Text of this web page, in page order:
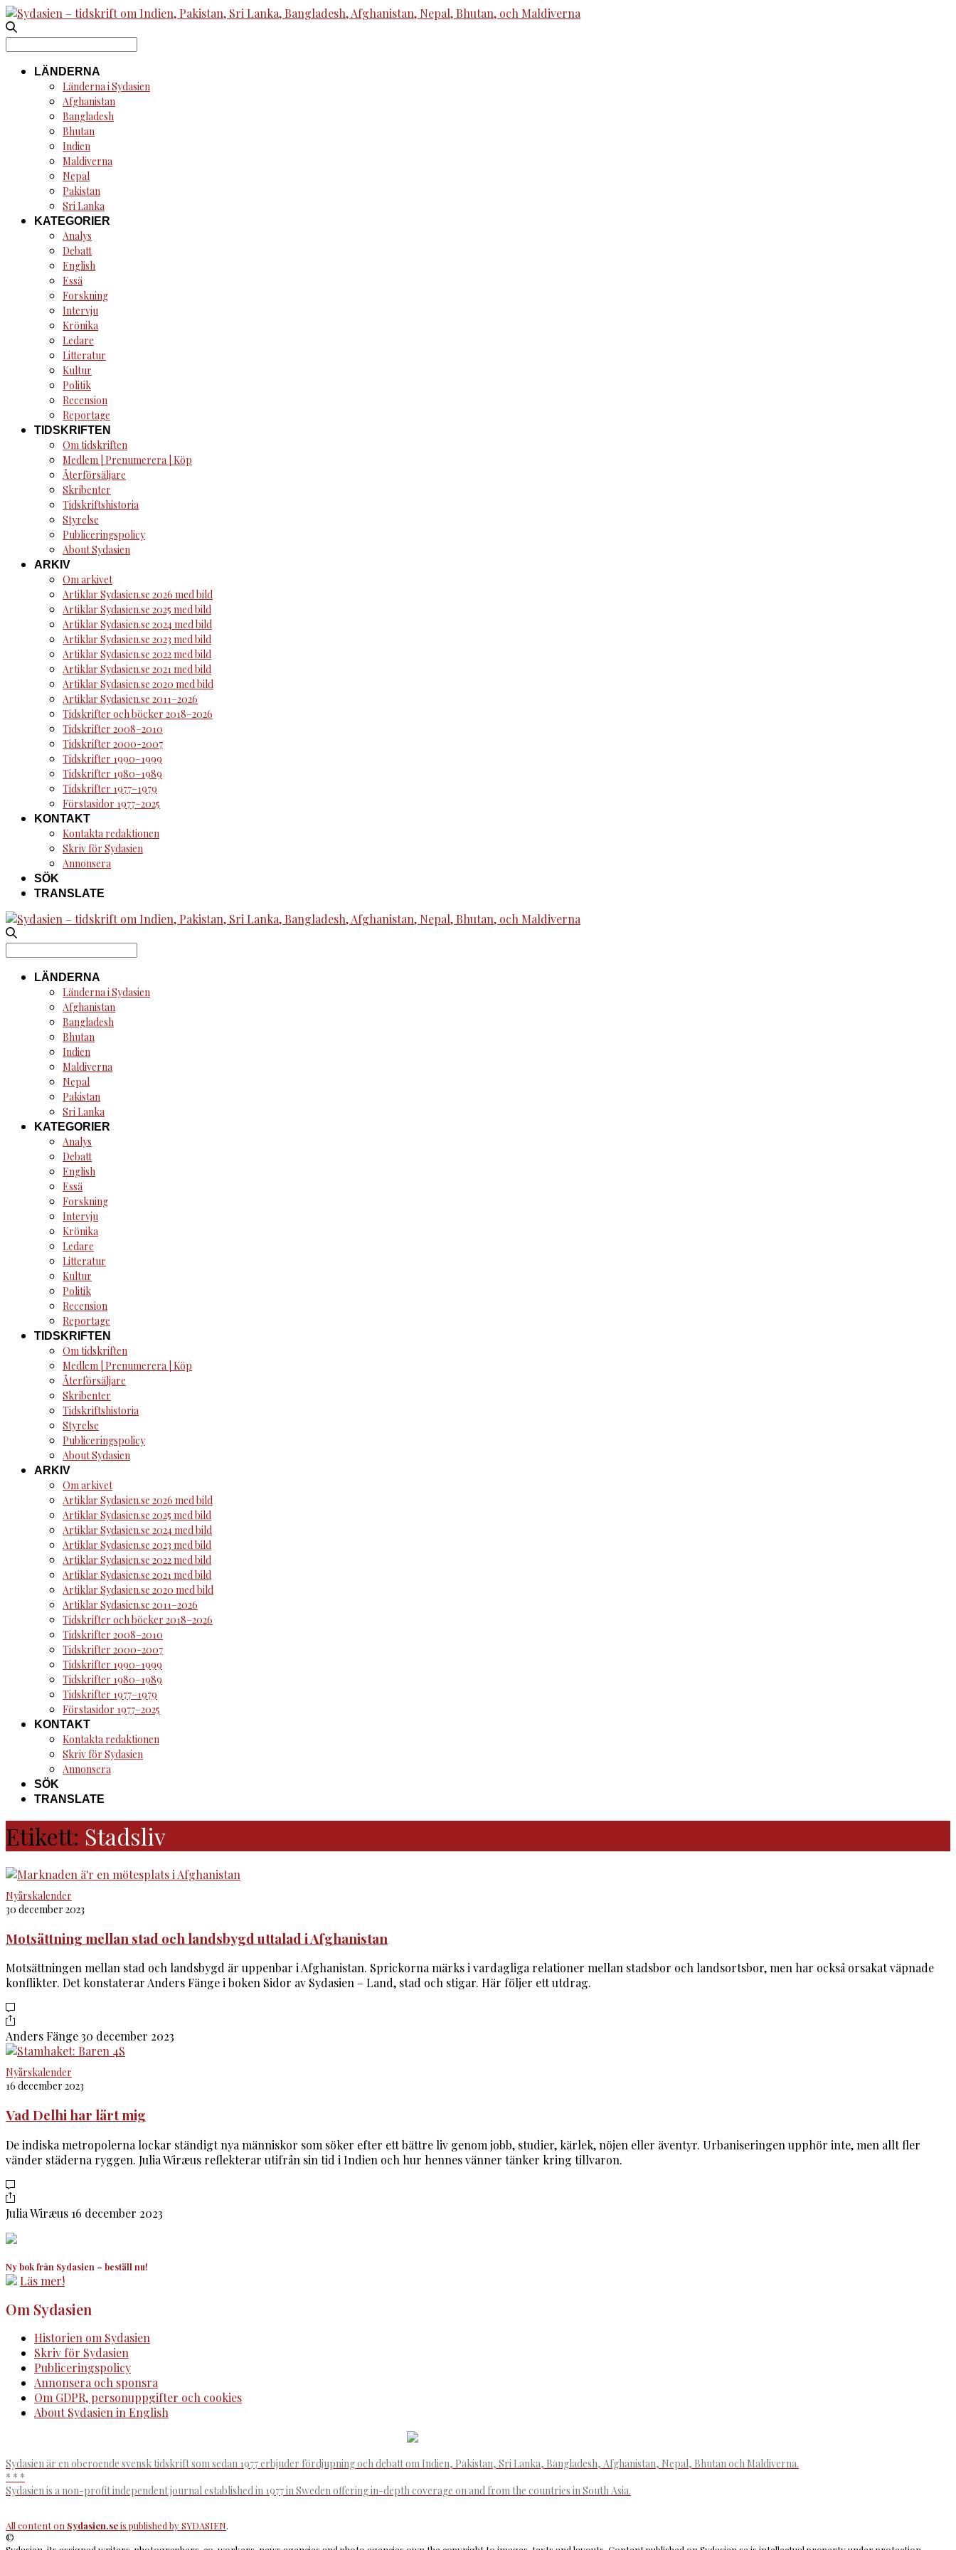
Search
LÄNDERNA
Länderna i Sydasien
Afghanistan
Bangladesh
Bhutan
Indien
Maldiverna
Nepal
Pakistan
Sri Lanka
KATEGORIER
Analys
Debatt
English
Essä
Forskning
Intervju
Krönika
Ledare
Litteratur
Kultur
Politik
Recension
Reportage
TIDSKRIFTEN
Om tidskriften
Medlem | Prenumerera | Köp
Återförsäljare
Skribenter
Tidskriftshistoria
Styrelse
Publiceringspolicy
About Sydasien
ARKIV
Om arkivet
Artiklar Sydasien.se 2026 med bild
Artiklar Sydasien.se 2025 med bild
Artiklar Sydasien.se 2024 med bild
Artiklar Sydasien.se 2023 med bild
Artiklar Sydasien.se 2022 med bild
Artiklar Sydasien.se 2021 med bild
Artiklar Sydasien.se 2020 med bild
Artiklar Sydasien.se 2011–2026
Tidskrifter och böcker 2018–2026
Tidskrifter 2008–2010
Tidskrifter 2000-2007
Tidskrifter 1990–1999
Tidskrifter 1980–1989
Tidskrifter 1977–1979
Förstasidor 1977–2025
KONTAKT
Kontakta redaktionen
Skriv för Sydasien
Annonsera
SÖK
TRANSLATE
Search
LÄNDERNA
Länderna i Sydasien
Afghanistan
Bangladesh
Bhutan
Indien
Maldiverna
Nepal
Pakistan
Sri Lanka
KATEGORIER
Analys
Debatt
English
Essä
Forskning
Intervju
Krönika
Ledare
Litteratur
Kultur
Politik
Recension
Reportage
TIDSKRIFTEN
Om tidskriften
Medlem | Prenumerera | Köp
Återförsäljare
Skribenter
Tidskriftshistoria
Styrelse
Publiceringspolicy
About Sydasien
ARKIV
Om arkivet
Artiklar Sydasien.se 2026 med bild
Artiklar Sydasien.se 2025 med bild
Artiklar Sydasien.se 2024 med bild
Artiklar Sydasien.se 2023 med bild
Artiklar Sydasien.se 2022 med bild
Artiklar Sydasien.se 2021 med bild
Artiklar Sydasien.se 2020 med bild
Artiklar Sydasien.se 2011–2026
Tidskrifter och böcker 2018–2026
Tidskrifter 2008–2010
Tidskrifter 2000-2007
Tidskrifter 1990–1999
Tidskrifter 1980–1989
Tidskrifter 1977–1979
Förstasidor 1977–2025
KONTAKT
Kontakta redaktionen
Skriv för Sydasien
Annonsera
SÖK
TRANSLATE
Etikett: Stadsliv
Nyårskalender
30 december 2023
Motsättning mellan stad och landsbygd uttalad i Afghanistan
Motsättningen mellan stad och landsbygd är uppenbar i Afghanistan. Sprickorna märks i vardagliga relationer mellan stadsbor och landsortsbor, men har också orsakat väpnade
konflikter. Det konstaterar Anders Fänge i boken Sidor av Sydasien – Land, stad och stigar. Här följer ett utdrag.
Anders Fänge30 december 2023
Nyårskalender
16 december 2023
Vad Delhi har lärt mig
De indiska metropolerna lockar ständigt nya människor som söker efter ett bättre liv genom jobb, studier, kärlek, nöjen eller äventyr. Urbaniseringen upphör inte, men allt fler
vänder städerna ryggen. Julia Wiræus reflekterar utifrån sin tid i Indien och hur hennes vänner tänker kring tillvaron.
Julia Wiræus 16 december 2023
Ny bok från Sydasien – beställ nu!
Läs mer!
Om Sydasien
Historien om Sydasien
Skriv för Sydasien
Publiceringspolicy
Annonsera och sponsra
Om GDPR, personuppgifter och cookies
About Sydasien in English
Sydasien är en oberoende svensk tidskrift som sedan 1977 erbjuder fördjupning och debatt om Indien, Pakistan, Sri Lanka, Bangladesh, Afghanistan, Nepal, Bhutan och Maldiverna.
* * *
Sydasien is a non-profit independent journal established in 1977 in Sweden offering in-depth coverage on and from the countries in South Asia.
All content on Sydasien.seis published bySYDASIEN.
©